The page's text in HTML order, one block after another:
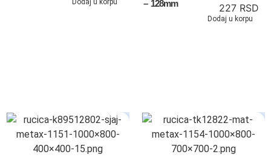
Dodaj u korpu – 128mm 227 RSD
Dodaj u korpu
Tv komode